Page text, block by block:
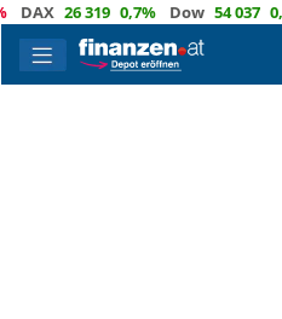
26 319 0,7% Dow 54 037 0,3%